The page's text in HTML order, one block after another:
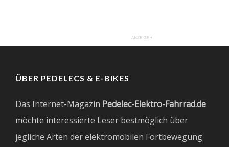
ÜBER PEDELECS & E-BIKES
Das Internet-Magazin Pedelec-Elektro-Fahrrad.de
möchte interessierte Leser bestmöglich über
jegliche Arten der elektromobilen Fortbewegung